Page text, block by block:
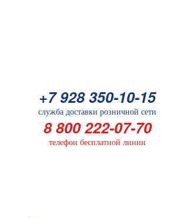
+7 928 350-10-15
служба доставки розничной сети
8 800 222-07-70
телефон бесплатной линии
служба доставки розничной сети
8 800 222-07-70
телефон бесплатной линии